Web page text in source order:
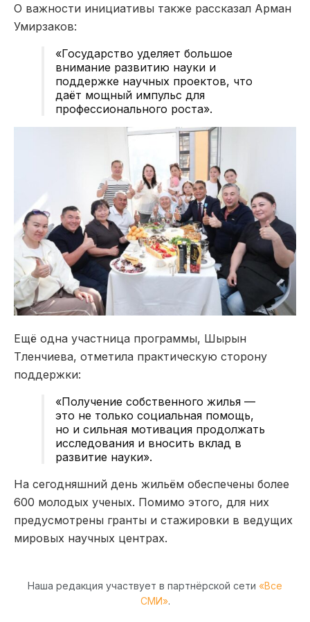
О важности инициативы также рассказал Арман
Умирзаков:
«Государство уделяет большое
внимание развитию науки и
поддержке научных проектов, что
даёт мощный импульс для
профессионального роста».
Ещё одна участница программы, Шырын
Тленчиева, отметила практическую сторону
поддержки:
«Получение собственного жилья —
это не только социальная помощь,
но и сильная мотивация продолжать
исследования и вносить вклад в
развитие науки».
На сегодняшний день жильём обеспечены более
600 молодых ученых. Помимо этого, для них
предусмотрены гранты и стажировки в ведущих
мировых научных центрах.
Наша редакция участвует в партнёрской сети «Все
СМИ».